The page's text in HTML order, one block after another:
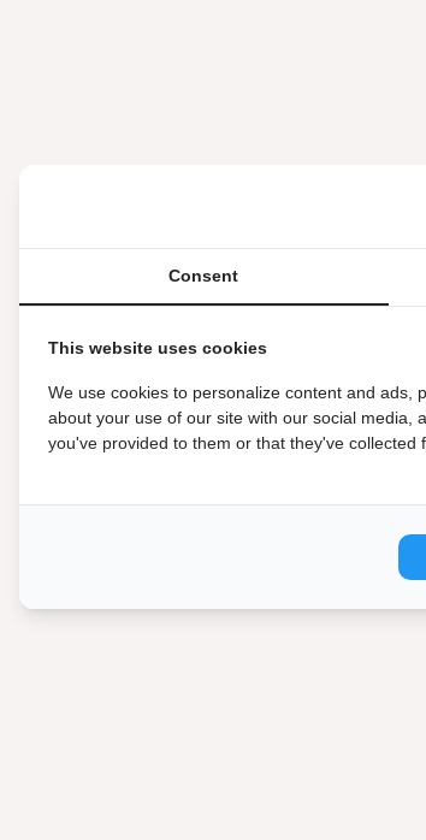
Consent
This website uses cookies
We use cookies to personalize content and ads,
about your use of our site with our social media,
you've provided to them or that they've collected